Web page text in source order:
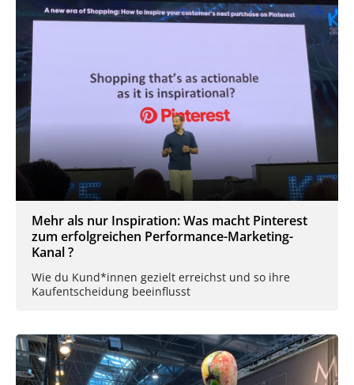
Mehr als nur Inspiration: Was macht Pinterest
zum erfolgreichen Performance-Marketing-
Kanal ?
Wie du Kund*innen gezielt erreichst und so ihre
Kaufentscheidung beeinflusst